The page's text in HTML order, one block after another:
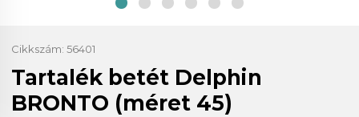
Cikkszám: 56401
Tartalék betét Delphin
BRONTO (méret 45)